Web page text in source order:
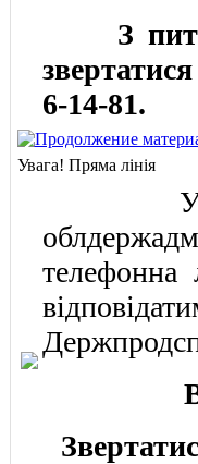
З
звертатися
6-14-81.
Увага! Пряма лінія
У
телефонна